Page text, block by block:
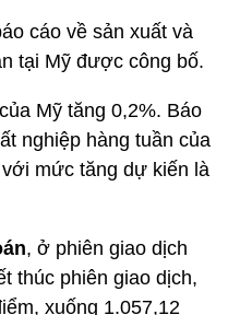
cáo về sản xuất và
tại Mỹ được công bố.
Mỹ tăng 0,2%. Báo
nghiệp hàng tuần của
mức tăng dự kiến là
, ở phiên giao dịch
thúc phiên giao dịch,
xuống 1.057,12